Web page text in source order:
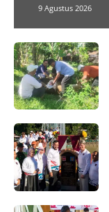
9 Agustus 2026